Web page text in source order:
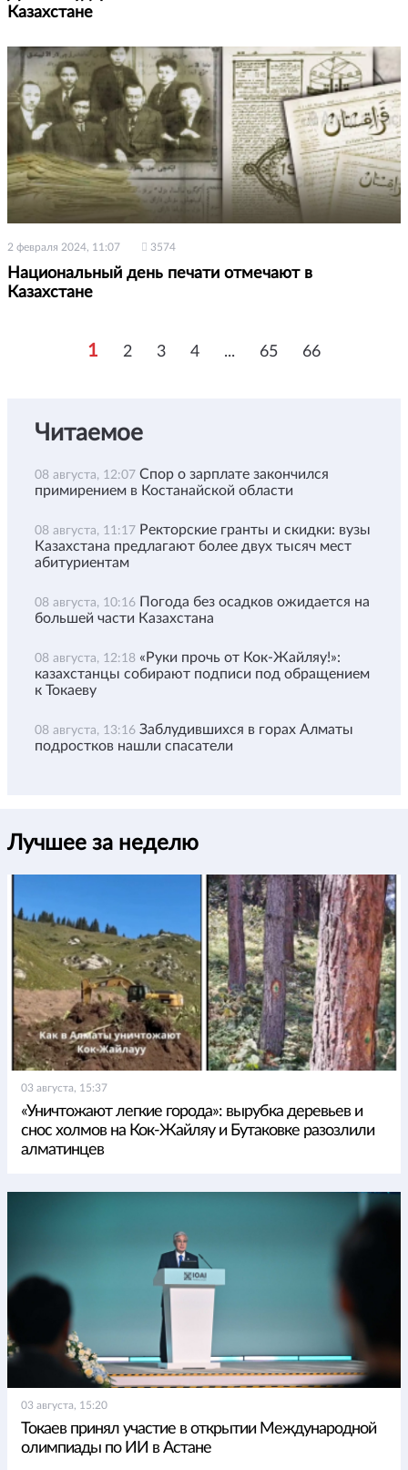
Казахстане
2 февраля 2024, 11:07 3574
Национальный день печати отмечают в
Казахстане
1 2 3 4 ... 65 66
Читаемое
08 августа, 12:07 Спор о зарплате закончился
примирением в Костанайской области
08 августа, 11:17 Ректорские гранты и скидки: вузы
Казахстана предлагают более двух тысяч мест
абитуриентам
08 августа, 10:16 Погода без осадков ожидается на
большей части Казахстана
08 августа, 12:18 «Руки прочь от Кок-Жайляу!»:
казахстанцы собирают подписи под обращением
к Токаеву
08 августа, 13:16 Заблудившихся в горах Алматы
подростков нашли спасатели
Лучшее за неделю
03 августа, 15:37
«Уничтожают легкие города»: вырубка деревьев и
снос холмов на Кок-Жайляу и Бутаковке разозлили
алматинцев
03 августа, 15:20
Токаев принял участие в открытии Международной
олимпиады по ИИ в Астане